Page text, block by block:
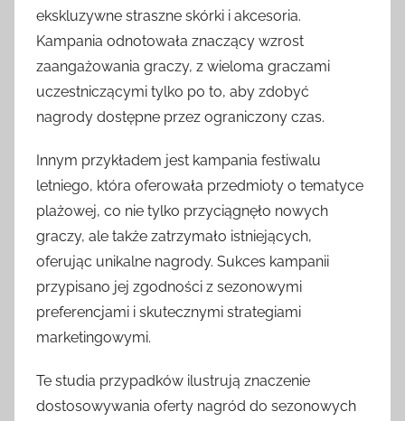
ekskluzywne straszne skórki i akcesoria.
Kampania odnotowała znaczący wzrost
zaangażowania graczy, z wieloma graczami
uczestniczącymi tylko po to, aby zdobyć
nagrody dostępne przez ograniczony czas.
Innym przykładem jest kampania festiwalu
letniego, która oferowała przedmioty o tematyce
plażowej, co nie tylko przyciągnęło nowych
graczy, ale także zatrzymało istniejących,
oferując unikalne nagrody. Sukces kampanii
przypisano jej zgodności z sezonowymi
preferencjami i skutecznymi strategiami
marketingowymi.
Te studia przypadków ilustrują znaczenie
dostosowywania oferty nagród do sezonowych